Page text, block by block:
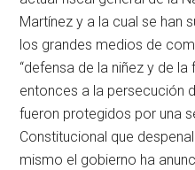
Martínez y a la cual se han
los grandes medios de
“defensa de la niñez y de la
entonces a la persecución
fueron protegidos por una
Constitucional que
mismo el gobierno ha